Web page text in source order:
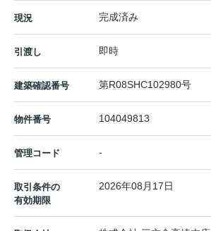
現況 完成済み
引渡し 即時
建築確認番号 第R08SHC102980号
物件番号 104049813
管理コード -
取引条件の
有効期限
2026年08月17日